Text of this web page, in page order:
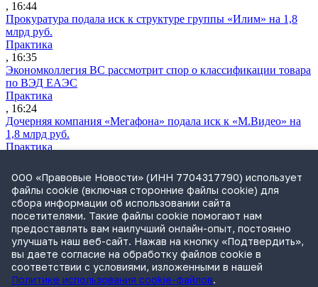
, 16:44
Прокуратура подала иск к структуре группы «Илим» на 1,8
млрд руб.
Практика
, 16:35
Экономколлегия ВС рассмотрит спор о классификации товара
по ВЭД ЕАЭС
Практика
, 16:24
Дочерняя компания «Мегафона» подала иск к «М.Видео» на
1,8 млрд руб.
Практика
СИП проверит отмену патента на систему управления
устройствами после возражений «Яндекса»
Практика
, 15:17
Суды 10 стран рассматривают иски российской «дочки»
Google о возврате дивидендов
Международная практика
, 14:09
ООО «Правовые Новости» (ИНН 7704317790) использует
файлы cookie (включая сторонние файлы cookie) для
сбора информации об использовании сайта
посетителями. Такие файлы cookie помогают нам
предоставлять вам наилучший онлайн-опыт, постоянно
улучшать наш веб-сайт. Нажав на кнопку «Подтвердить»,
вы даете согласие на обработку файлов cookie в
соответствии с условиями, изложенными в нашей
Политике использования cookie-файлов.